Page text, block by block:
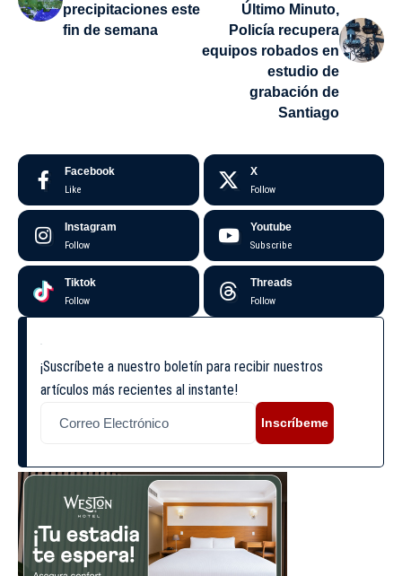
precipitaciones este
fin de semana
Último Minuto,
Policía recupera
equipos robados en
estudio de
grabación de
Santiago
Facebook
Like
X
Follow
Instagram
Follow
Youtube
Subscribe
Tiktok
Follow
Threads
Follow
¡Suscríbete a nuestro boletín para recibir nuestros
artículos más recientes al instante!
Inscríbeme